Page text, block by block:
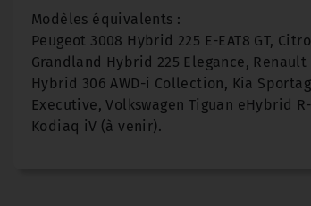
Modèles équivalents :
Peugeot 3008 Hybrid 225 E-EAT8 GT,
Grandland Hybrid 225 Elegance,
Hybrid 306 AWD-i Collection, Kia
Executive, Volkswagen Tiguan eHybrid
Kodiaq iV (à venir).